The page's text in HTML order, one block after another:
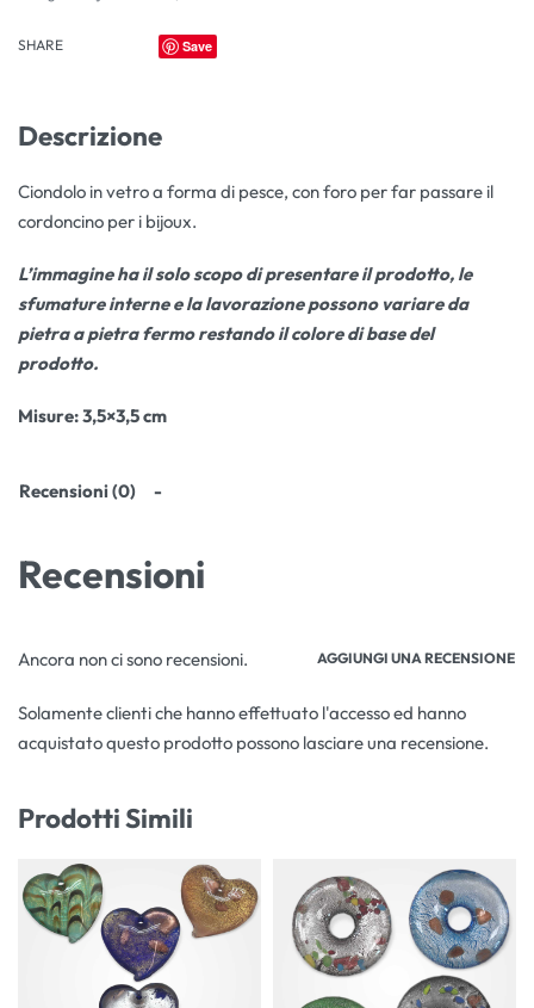
SHARE Save
Descrizione
Ciondolo in vetro a forma di pesce, con foro per far passare il
cordoncino per i bijoux.
L’immagine ha il solo scopo di presentare il prodotto, le
sfumature interne e la lavorazione possono variare da
pietra a pietra fermo restando il colore di base del
prodotto.
Misure: 3,5×3,5 cm
Recensioni (0)
Recensioni
Ancora non ci sono recensioni. AGGIUNGI UNA RECENSIONE
Solamente clienti che hanno effettuato l'accesso ed hanno
acquistato questo prodotto possono lasciare una recensione.
Prodotti Simili